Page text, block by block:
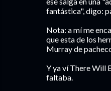
fantástica", digo:
Nota: a mí me
que esta de los
Murray de
Y ya ví There Will
faltaba.